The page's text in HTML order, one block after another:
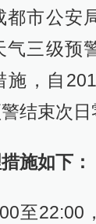
都市公安
气三级预
施，自
结束次日
施如下：
至22:00